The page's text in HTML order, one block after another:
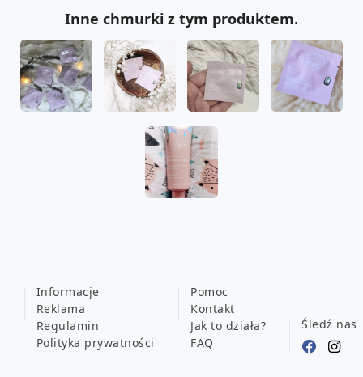
Inne chmurki z tym produktem.
Informacje
Reklama
Regulamin
Polityka prywatności
Pomoc
Kontakt
Jak to działa?
FAQ
Śledź nas